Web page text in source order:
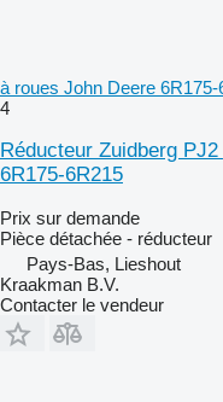
à roues John Deere 6R175-
4
Réducteur Zuidberg
6R175-6R215
Prix sur demande
Pièce détachée - réducteur
Pays-Bas, Lieshout
Kraakman B.V.
Contacter le vendeur